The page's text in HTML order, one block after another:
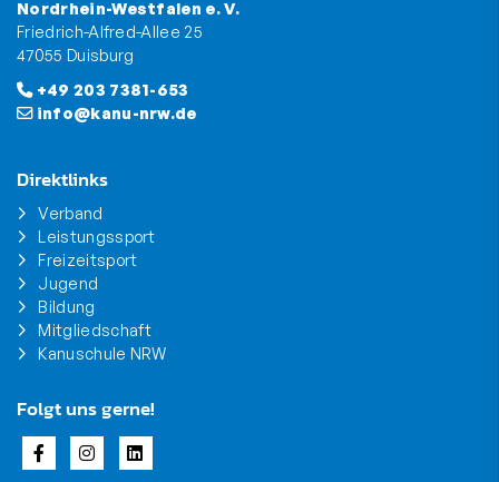
Nordrhein-Westfalen e. V.
Friedrich-Alfred-Allee 25
47055 Duisburg
+49 203 7381-653
info@kanu-nrw.de
Direktlinks
Verband
Leistungssport
Freizeitsport
Jugend
Bildung
Mitgliedschaft
Kanuschule NRW
Folgt uns gerne!